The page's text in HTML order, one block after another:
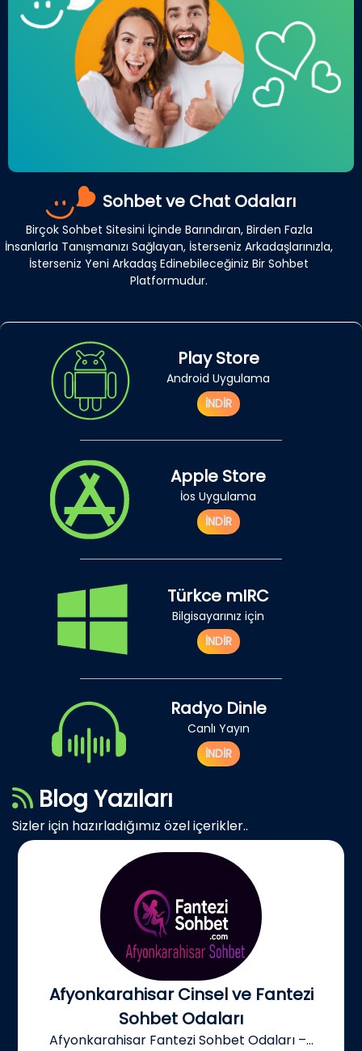
Sohbet ve Chat Odaları
Birçok Sohbet Sitesini İçinde Barındıran, Birden Fazla
İnsanlarla Tanışmanızı Sağlayan, İsterseniz Arkadaşlarınızla,
İsterseniz Yeni Arkadaş Edinebileceğiniz Bir Sohbet
Platformudur.
Play Store
Android Uygulama
İNDİR
Apple Store
İos Uygulama
İNDİR
Türkce mIRC
Bilgisayarınız için
İNDİR
Radyo Dinle
Canlı Yayın
İNDİR
Blog Yazıları
Sizler için hazırladığımız özel içerikler..
Afyonkarahisar Cinsel ve Fantezi
Sohbet Odaları
Afyonkarahisar Fantezi Sohbet Odaları –...